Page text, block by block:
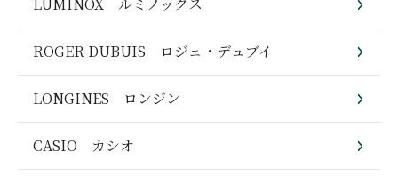
ROGER DUBUIS ロジェ・デュブイ
LONGINES ロンジン
CASIO カシオ